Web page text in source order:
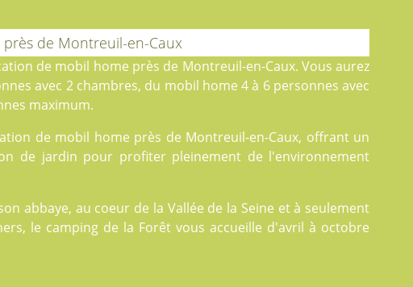
de Montreuil-en-Caux
de mobil home près de Montreuil-en-Caux. Vous aurez
avec 2 chambres, du mobil home 4 à 6 personnes avec
maximum.
de mobil home près de Montreuil-en-Caux, offrant un
de jardin pour profiter pleinement de l'environnement
abbaye, au coeur de la Vallée de la Seine et à seulement
le camping de la Forêt vous accueille d'avril à octobre